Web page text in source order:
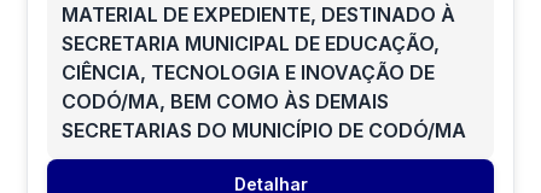
MATERIAL DE EXPEDIENTE, DESTINADO À
SECRETARIA MUNICIPAL DE EDUCAÇÃO,
CIÊNCIA, TECNOLOGIA E INOVAÇÃO DE
CODÓ/MA, BEM COMO ÀS DEMAIS
SECRETARIAS DO MUNICÍPIO DE CODÓ/MA
Detalhar